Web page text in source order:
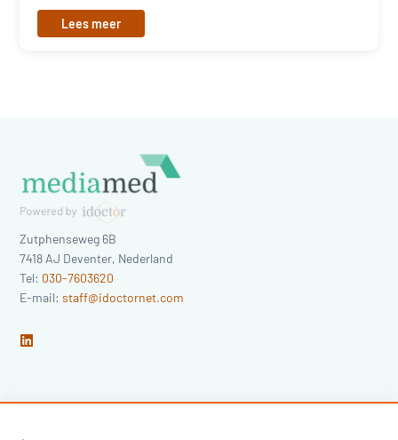
Lees meer
Zutphenseweg 6B
7418 AJ Deventer, Nederland
Tel: 030-7603620
E-mail:staff@idoctornet.com